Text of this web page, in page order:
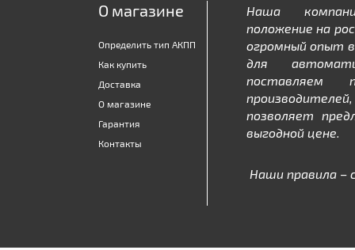
О магазине
Определить тип АКПП
Как купить
Доставка
О магазине
Гарантия
Контакты
Наша
положение на
огромный опыт
для
поставляем
позволяет
выгодной цене.
Наши правила –